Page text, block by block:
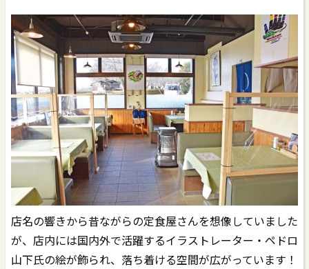
店名の響きから昔ながらの定食屋さんを想像していました
が、店内には国内外で活躍するイラストレーター・ペドロ
山下氏の絵が飾られ、落ち着ける空間が広がっています！